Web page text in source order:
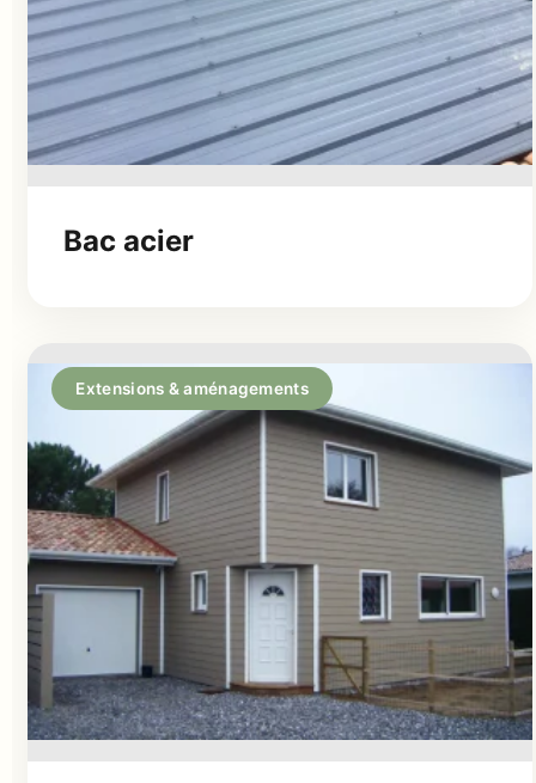
Bac acier
Extensions & aménagements